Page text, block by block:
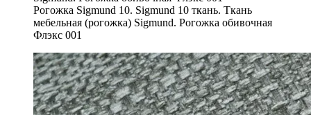
Рогожка Sigmund 10. Sigmund 10 ткань. Ткань
мебельная (рогожка) Sigmund. Рогожка обивочная
Флэкс 001